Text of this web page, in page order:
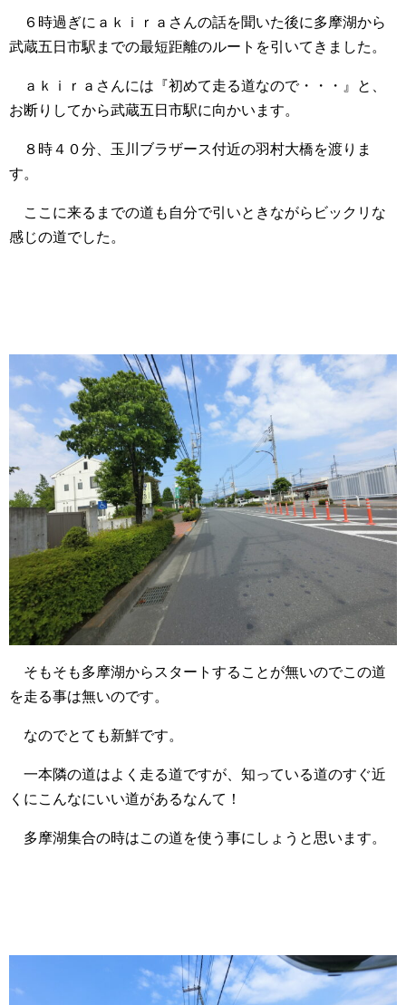
６時過ぎにａｋｉｒａさんの話を聞いた後に多摩湖から
武蔵五日市駅までの最短距離のルートを引いてきました。
ａｋｉｒａさんには『初めて走る道なので・・・』と、
お断りしてから武蔵五日市駅に向かいます。
８時４０分、玉川ブラザース付近の羽村大橋を渡りま
す。
ここに来るまでの道も自分で引いときながらビックリな
感じの道でした。
そもそも多摩湖からスタートすることが無いのでこの道
を走る事は無いのです。
なのでとても新鮮です。
一本隣の道はよく走る道ですが、知っている道のすぐ近
くにこんなにいい道があるなんて！
多摩湖集合の時はこの道を使う事にしょうと思います。